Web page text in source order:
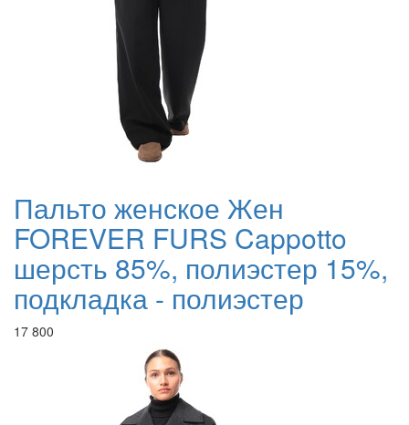
Пальто женское Жен
FOREVER FURS Cappotto
шерсть 85%, полиэстер 15%,
подкладка - полиэстер
17 800